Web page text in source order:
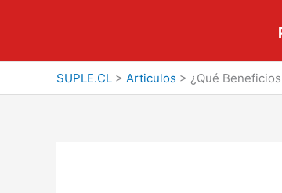
SUPLE.CL > Articulos > ¿Qué